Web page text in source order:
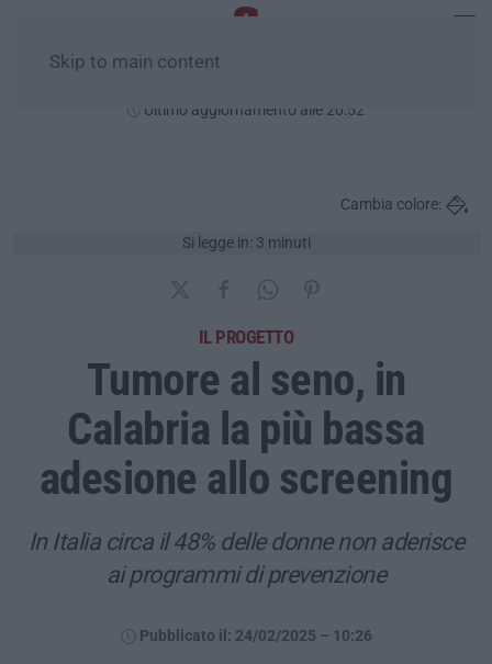
Skip to main content
Ultimo aggiornamento alle 20:52
Si legge in: 3 minuti
Cambia colore:
IL PROGETTO
Tumore al seno, in
Calabria la più bassa
adesione allo screening
In Italia circa il 48% delle donne non aderisce
ai programmi di prevenzione
Pubblicato il: 24/02/2025 – 10:26